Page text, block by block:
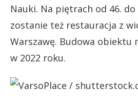
Nauki. Na piętrach od 46.
zostanie też restauracja z
Warszawę. Budowa obiektu
w 2022 roku.